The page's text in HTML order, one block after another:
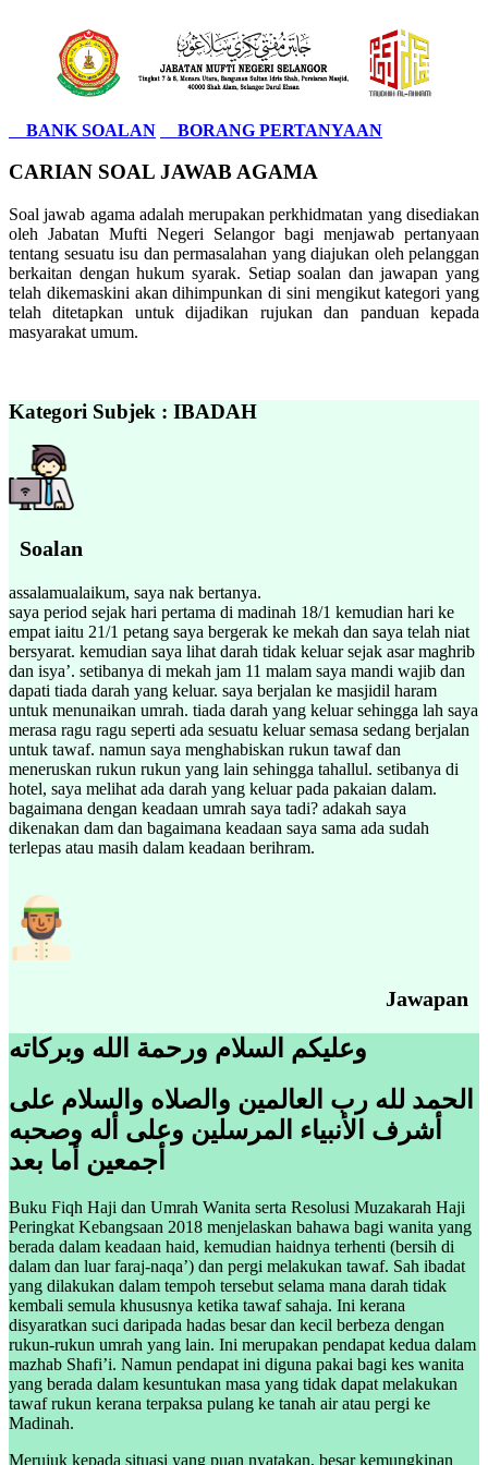
BANK SOALAN BORANG PERTANYAAN
CARIAN SOAL JAWAB AGAMA
Soal jawab agama adalah merupakan perkhidmatan yang disediakan
oleh Jabatan Mufti Negeri Selangor bagi menjawab pertanyaan
tentang sesuatu isu dan permasalahan yang diajukan oleh pelanggan
berkaitan dengan hukum syarak. Setiap soalan dan jawapan yang
telah dikemaskini akan dihimpunkan di sini mengikut kategori yang
telah ditetapkan untuk dijadikan rujukan dan panduan kepada
masyarakat umum.
Kategori Subjek : IBADAH
Soalan
assalamualaikum, saya nak bertanya.
saya period sejak hari pertama di madinah 18/1 kemudian hari ke
empat iaitu 21/1 petang saya bergerak ke mekah dan saya telah niat
bersyarat. kemudian saya lihat darah tidak keluar sejak asar maghrib
dan isya’. setibanya di mekah jam 11 malam saya mandi wajib dan
dapati tiada darah yang keluar. saya berjalan ke masjidil haram
untuk menunaikan umrah. tiada darah yang keluar sehingga lah saya
merasa ragu ragu seperti ada sesuatu keluar semasa sedang berjalan
untuk tawaf. namun saya menghabiskan rukun tawaf dan
meneruskan rukun rukun yang lain sehingga tahallul. setibanya di
hotel, saya melihat ada darah yang keluar pada pakaian dalam.
bagaimana dengan keadaan umrah saya tadi? adakah saya
dikenakan dam dan bagaimana keadaan saya sama ada sudah
terlepas atau masih dalam keadaan berihram.
Jawapan
الحمد لله رب العالمين والصلاه والسلام على
أشرف الأنبياء المرسلين وعلى أله وصحبه
أجمعين أما بعد
Buku Fiqh Haji dan Umrah Wanita serta Resolusi Muzakarah Haji
Peringkat Kebangsaan 2018 menjelaskan bahawa bagi wanita yang
berada dalam keadaan haid, kemudian haidnya terhenti (bersih di
dalam dan luar faraj-naqa’) dan pergi melakukan tawaf. Sah ibadat
yang dilakukan dalam tempoh tersebut selama mana darah tidak
kembali semula khususnya ketika tawaf sahaja. Ini kerana
disyaratkan suci daripada hadas besar dan kecil berbeza dengan
rukun-rukun umrah yang lain. Ini merupakan pendapat kedua dalam
mazhab Shafi’i. Namun pendapat ini diguna pakai bagi kes wanita
yang berada dalam kesuntukan masa yang tidak dapat melakukan
tawaf rukun kerana terpaksa pulang ke tanah air atau pergi ke
Madinah.
Merujuk kepada situasi yang puan nyatakan, besar kemungkinan